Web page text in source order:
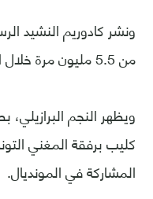
ونشر كادوريم النشيد
من 5.5 مليون مرة خلال الأيام القليلة الماضية.
كليب برفقة المغني
المشاركة في المونديال.